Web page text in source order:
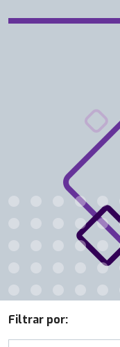
Filtrar por: